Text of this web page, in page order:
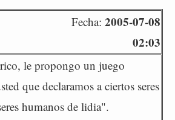
Fecha: 2005-07-08
02:03
le propongo un juego
que declaramos a ciertos seres
humanos de lidia".